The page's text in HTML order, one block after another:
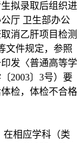
拟录取后组织进
厅 卫生部办公
消乙肝项目检测
文件规定，参照
发〈普通高等学
2003〕3号）要
检，体检不合格
相应学科（类